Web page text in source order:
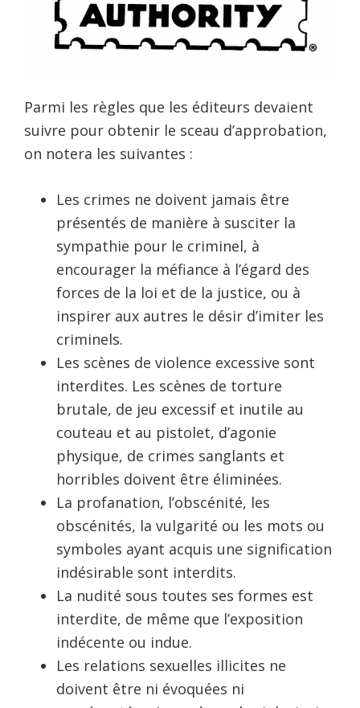
Parmi les règles que les éditeurs devaient
suivre pour obtenir le sceau d’approbation,
on notera les suivantes :
Les crimes ne doivent jamais être
présentés de manière à susciter la
sympathie pour le criminel, à
encourager la méfiance à l’égard des
forces de la loi et de la justice, ou à
inspirer aux autres le désir d’imiter les
criminels.
Les scènes de violence excessive sont
interdites. Les scènes de torture
brutale, de jeu excessif et inutile au
couteau et au pistolet, d’agonie
physique, de crimes sanglants et
horribles doivent être éliminées.
La profanation, l’obscénité, les
obscénités, la vulgarité ou les mots ou
symboles ayant acquis une signification
indésirable sont interdits.
La nudité sous toutes ses formes est
interdite, de même que l’exposition
indécente ou indue.
Les relations sexuelles illicites ne
doivent être ni évoquées ni